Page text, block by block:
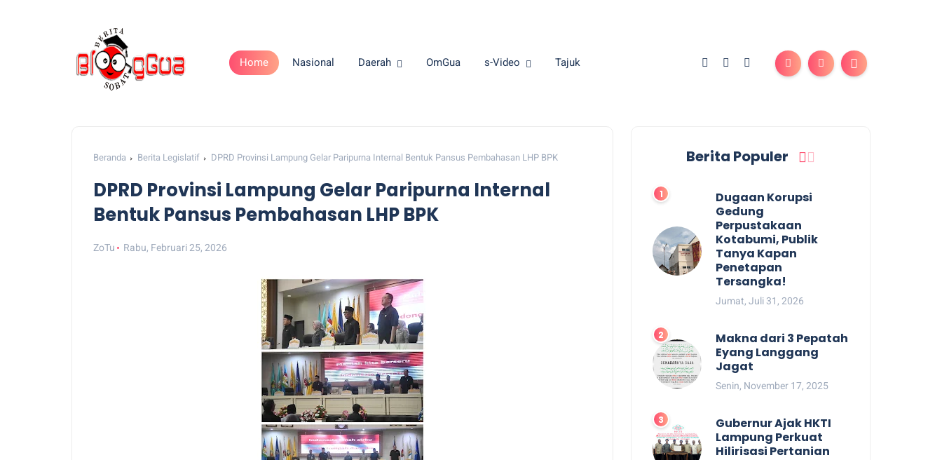
Home Nasional Daerah OmGua s-Video Tajuk
Beranda Berita Legislatif DPRD Provinsi Lampung Gelar Paripurna Internal Bentuk Pansus Pembahasan LHP BPK
DPRD Provinsi Lampung Gelar Paripurna Internal
Bentuk Pansus Pembahasan LHP BPK
ZoTu Rabu, Februari 25, 2026
Berita Populer
Dugaan Korupsi
Gedung
Perpustakaan
Kotabumi, Publik
Tanya Kapan
Penetapan
Tersangka!
Jumat, Juli 31, 2026
Makna dari 3 Pepatah
Eyang Langgang
Jagat
Senin, November 17, 2025
Gubernur Ajak HKTI
Lampung Perkuat
Hilirisasi Pertanian